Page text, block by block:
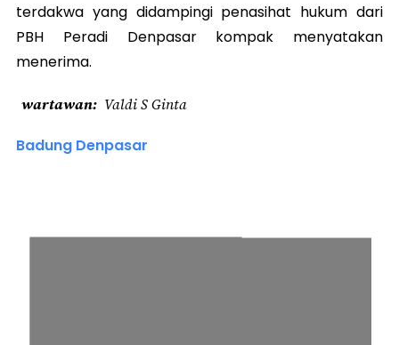
terdakwa yang didampingi penasihat hukum dari
PBH Peradi Denpasar kompak menyatakan
menerima.
wartawan Valdi S Ginta
Badung Denpasar